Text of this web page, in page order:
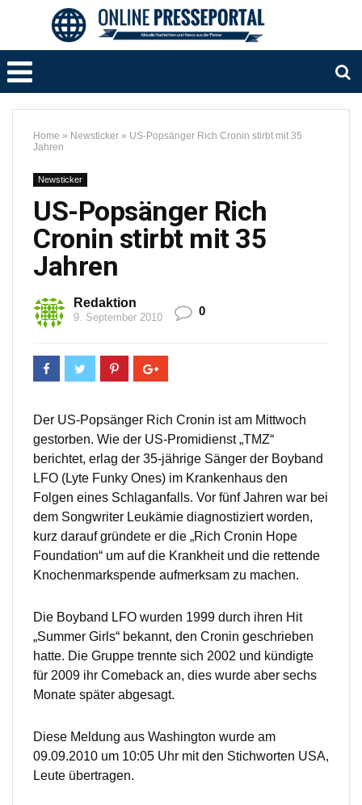
Home » Newsticker » US-Popsänger Rich Cronin stirbt mit 35
Jahren
Newsticker
US-Popsänger Rich
Cronin stirbt mit 35
Jahren
Redaktion
9. September 2010 0
Der US-Popsänger Rich Cronin ist am Mittwoch
gestorben. Wie der US-Promidienst „TMZ“
berichtet, erlag der 35-jährige Sänger der Boyband
LFO (Lyte Funky Ones) im Krankenhaus den
Folgen eines Schlaganfalls. Vor fünf Jahren war bei
dem Songwriter Leukämie diagnostiziert worden,
kurz darauf gründete er die „Rich Cronin Hope
Foundation“ um auf die Krankheit und die rettende
Knochenmarkspende aufmerksam zu machen.
Die Boyband LFO wurden 1999 durch ihren Hit
„Summer Girls“ bekannt, den Cronin geschrieben
hatte. Die Gruppe trennte sich 2002 und kündigte
für 2009 ihr Comeback an, dies wurde aber sechs
Monate später abgesagt.
Diese Meldung aus Washington wurde am
09.09.2010 um 10:05 Uhr mit den Stichworten USA,
Leute übertragen.